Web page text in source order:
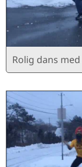
Rolig dans